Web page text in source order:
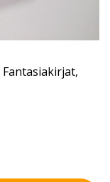
Fantasiakirjat,